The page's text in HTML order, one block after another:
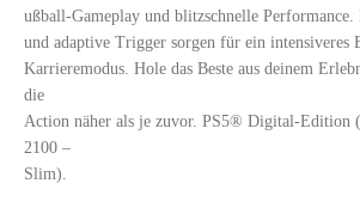
ußball-Gameplay und blitzschnelle Performance.
und adaptive Trigger sorgen für ein intensiveres
Karrieremodus. Hole das Beste aus deinem
die
Action näher als je zuvor. PS5® Digital-Edition
2100 –
Slim).